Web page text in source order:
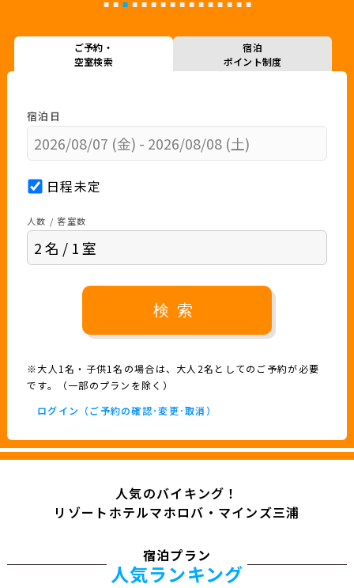
ご予約・
空室検索
宿泊
ポイント制度
宿泊日
日程未定
人数 / 客室数
検索
※大人1名・子供1名の場合は、大人2名としてのご予約が必要
です。（一部のプランを除く）
ログイン（ご予約の確認･変更･取消）
人気のバイキング！
リゾートホテルマホロバ・マインズ三浦
宿泊プラン
人気ランキング